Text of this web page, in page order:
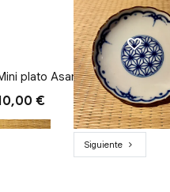
plato Asanoha
€
Siguiente